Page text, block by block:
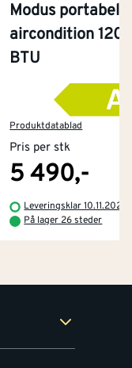
Modus portabel
aircondition
BTU
Produktdatablad
Pris per stk
5 490,-
Leveringsklar 10.11.2026
På lager 26 steder